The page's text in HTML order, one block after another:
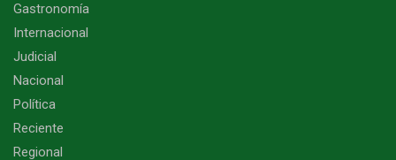
Gastronomía
Internacional
Judicial
Nacional
Política
Reciente
Regional